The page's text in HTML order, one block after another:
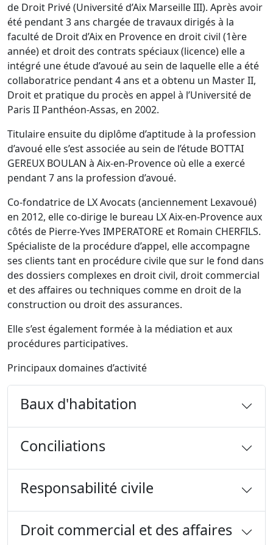
de Droit Privé (Université d’Aix Marseille III). Après avoir
été pendant 3 ans chargée de travaux dirigés à la
faculté de Droit d’Aix en Provence en droit civil (1ère
année) et droit des contrats spéciaux (licence) elle a
intégré une étude d’avoué au sein de laquelle elle a été
collaboratrice pendant 4 ans et a obtenu un Master II,
Droit et pratique du procès en appel à l’Université de
Paris II Panthéon-Assas, en 2002.
Titulaire ensuite du diplôme d’aptitude à la profession
d’avoué elle s’est associée au sein de l’étude BOTTAI
GEREUX BOULAN à Aix-en-Provence où elle a exercé
pendant 7 ans la profession d’avoué.
Co-fondatrice de LX Avocats (anciennement Lexavoué)
en 2012, elle co-dirige le bureau LX Aix-en-Provence aux
côtés de Pierre-Yves IMPERATORE et Romain CHERFILS.
Spécialiste de la procédure d’appel, elle accompagne
ses clients tant en procédure civile que sur le fond dans
des dossiers complexes en droit civil, droit commercial
et des affaires ou techniques comme en droit de la
construction ou droit des assurances.
Elle s’est également formée à la médiation et aux
procédures participatives.
Principaux domaines d’activité
Baux d'habitation
Conciliations
Responsabilité civile
Droit commercial et des affaires